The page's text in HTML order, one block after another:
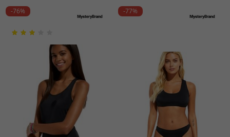
-76% -77%